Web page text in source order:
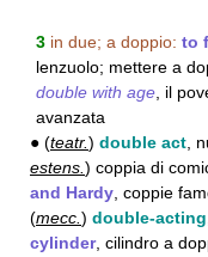
3 in due; a doppio: to
lenzuolo; mettere a
double with age , il
avanzata
● (teatr.) double act ,
estens. ) coppia di
and Hardy , coppie
(mecc. ) double-acting
cylinder, cilindro a